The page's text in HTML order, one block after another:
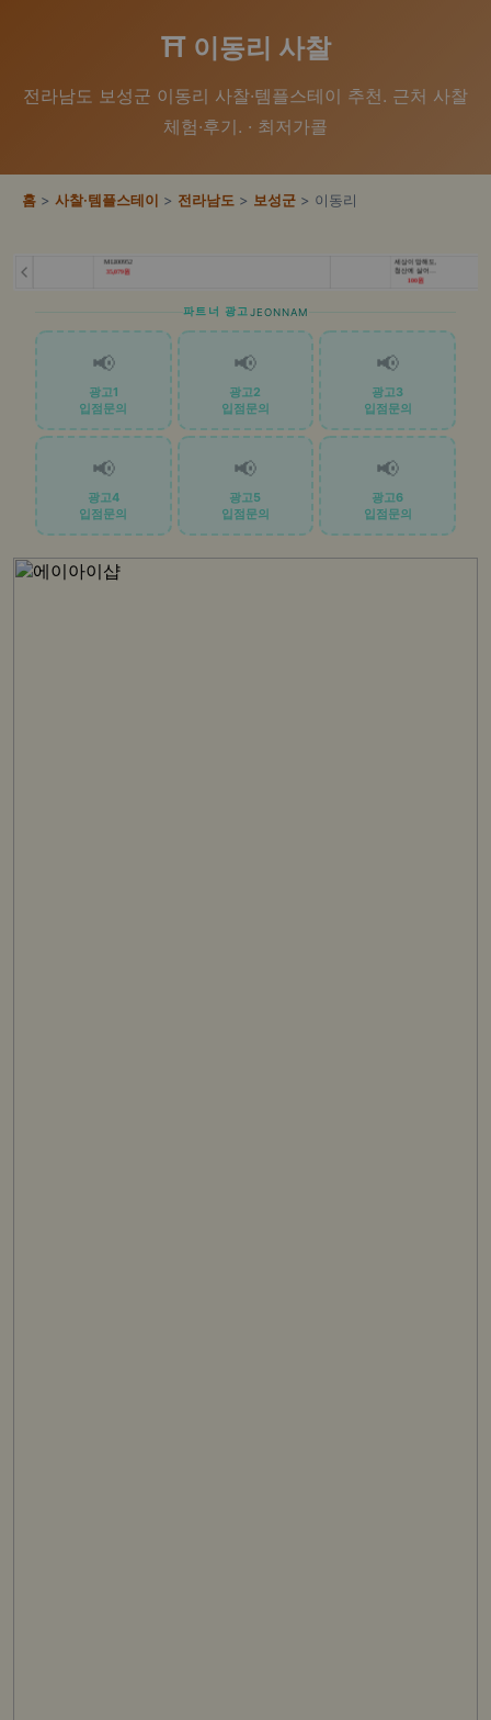
⛩️ 이동리 사찰
전라남도 보성군 이동리 사찰·템플스테이 추천. 근처 사찰
체험·후기. · 최저가콜
홈 > 사찰·템플스테이 > 전라남도 > 보성군 > 이동리
파트너 광고JEONNAM
📢
광고1
입점문의
📢
광고2
입점문의
📢
광고3
입점문의
📢
광고4
입점문의
📢
광고5
입점문의
📢
광고6
입점문의